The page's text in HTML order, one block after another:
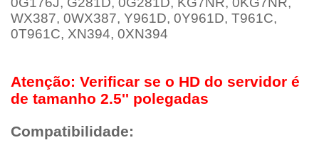
WX387, 0WX387, Y961D, 0Y961D, T961C,
0T961C, XN394, 0XN394
Atenção: Verificar se o HD do servidor é
de tamanho 2.5'' polegadas
Compatibilidade: